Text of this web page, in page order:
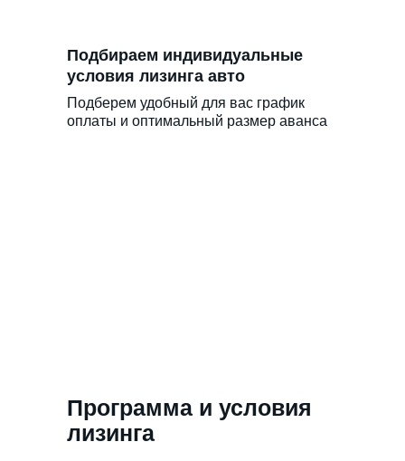
Подбираем индивидуальные
условия лизинга авто
Подберем удобный для вас график
оплаты и оптимальный размер аванса
Программа и условия
лизинга